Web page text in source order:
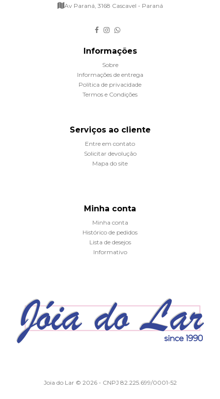
Av Paraná, 3168 Cascavel - Paraná
Informações
Sobre
Informações de entrega
Política de privacidade
Termos e Condições
Serviços ao cliente
Entre em contato
Solicitar devolução
Mapa do site
Minha conta
Minha conta
Histórico de pedidos
Lista de desejos
Informativo
Joia do Lar © 2026 - CNPJ 82.225.699/0001-52